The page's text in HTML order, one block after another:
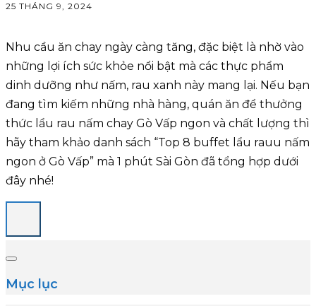
25 THÁNG 9, 2024
Nhu cầu ăn chay ngày càng tăng, đặc biệt là nhờ vào
những lợi ích sức khỏe nổi bật mà các thực phẩm
dinh dưỡng như nấm, rau xanh này mang lại. Nếu bạn
đang tìm kiếm những nhà hàng, quán ăn để thưởng
thức lẩu rau nấm chay Gò Vấp ngon và chất lượng thì
hãy tham khảo danh sách “Top 8 buffet lẩu rauu nấm
ngon ở Gò Vấp” mà 1 phút Sài Gòn đã tổng hợp dưới
đây nhé!
Mục lục